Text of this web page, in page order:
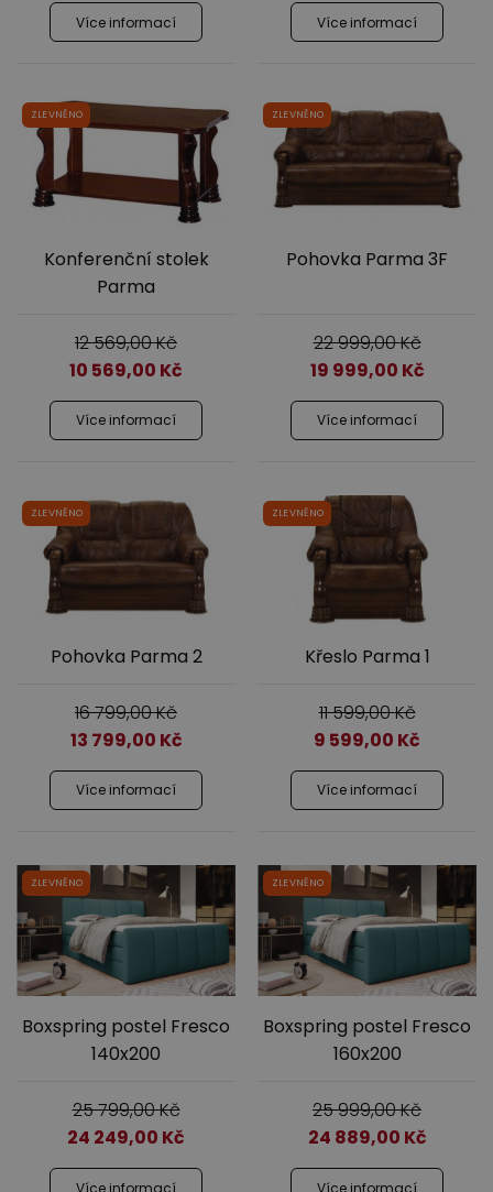
Novinky
Více informací Více informací
ZLEVNĚNO
Konferenční stolek
Parma
12 569,00Kč
10 569,00 Kč
Více informací
ZLEVNĚNO
Pohovka Parma 3F
22 999,00Kč
19 999,00 Kč
Více informací
ZLEVNĚNO
Pohovka Parma 2
16 799,00Kč
13 799,00 Kč
Více informací
ZLEVNĚNO
Křeslo Parma 1
11 599,00Kč
9 599,00 Kč
Více informací
ZLEVNĚNO
Boxspring postel Fresco
140x200
25 799,00Kč
24 249,00 Kč
Více informací
ZLEVNĚNO
Boxspring postel Fresco
160x200
25 999,00Kč
24 889,00 Kč
Více informací